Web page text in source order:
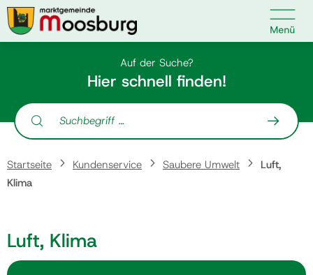
Kontakt 
Suche nach:
Startseite
Kundenservice
Veranstaltungen
Auf der Suche?
Hier schnell finden!
Suche nach:
Startseite Kundenservice Saubere Umwelt
Luft,
Klima
Luft, Klima